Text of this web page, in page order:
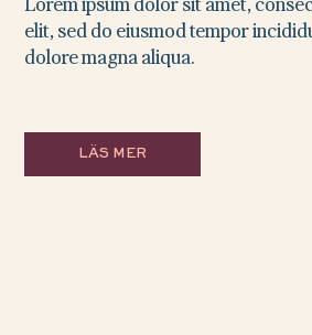
LÄS MER
elit, sed do eiusmod tempor
dolore magna aliqua.